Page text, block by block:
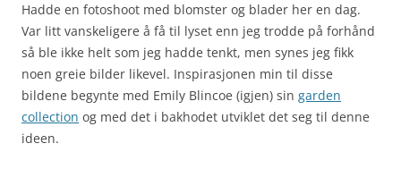
Hadde en fotoshoot med blomster og blader her en dag.
Var litt vanskeligere å få til lyset enn jeg trodde på forhånd
så ble ikke helt som jeg hadde tenkt, men synes jeg fikk
noen greie bilder likevel. Inspirasjonen min til disse
bildene begynte med Emily Blincoe (igjen) sin garden
collection og med det i bakhodet utviklet det seg til denne
ideen.